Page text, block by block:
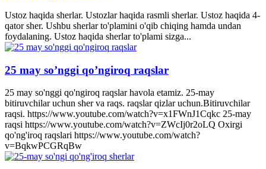
Ustoz haqida sherlar. Ustozlar haqida rasmli sherlar. Ustoz haqida 4-
qator sher. Ushbu sherlar to'plamini o'qib chiqing hamda undan
foydalaning. Ustoz haqida sherlar to'plami sizga...
25 may so’nggi qo’ngiroq raqslar
25 may so'nggi qo'ngiroq raqslar havola etamiz. 25-may
bitiruvchilar uchun sher va raqs. raqslar qizlar uchun.Bitiruvchilar
raqsi. https://www.youtube.com/watch?v=x1FWnJ1Cqkc 25-may
raqsi https://www.youtube.com/watch?v=ZWcIj0r2oLQ Oxirgi
qo'ng'iroq raqslari https://www.youtube.com/watch?
v=BqkwPCGRqBw